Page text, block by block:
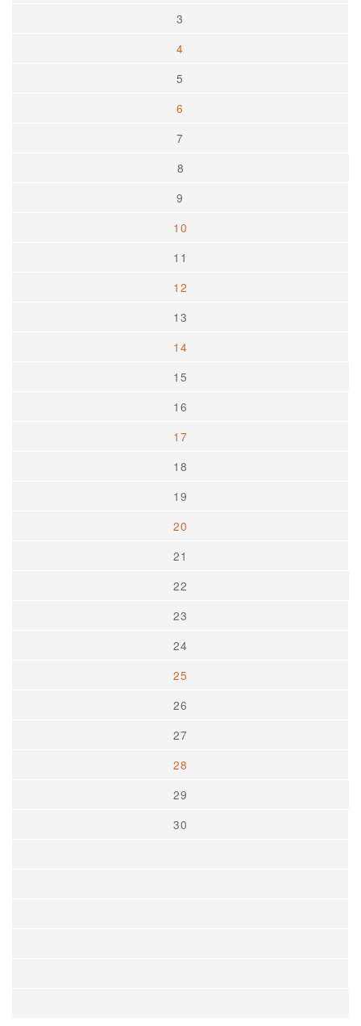
3
4
5
6
7
8
9
10
11
12
13
14
15
16
17
18
19
20
21
22
23
24
25
26
27
28
29
30